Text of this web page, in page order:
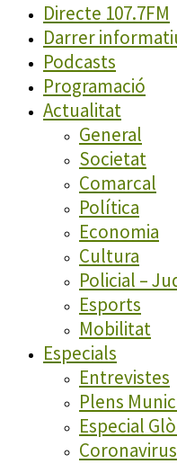
Directe 107.7FM
Darrer
Podcasts
Programació
Actualitat
General
Societat
Comarcal
Política
Economia
Cultura
Policial –
Esports
Mobilitat
Especials
Entrevistes
Plens
Especial
Coronavirus